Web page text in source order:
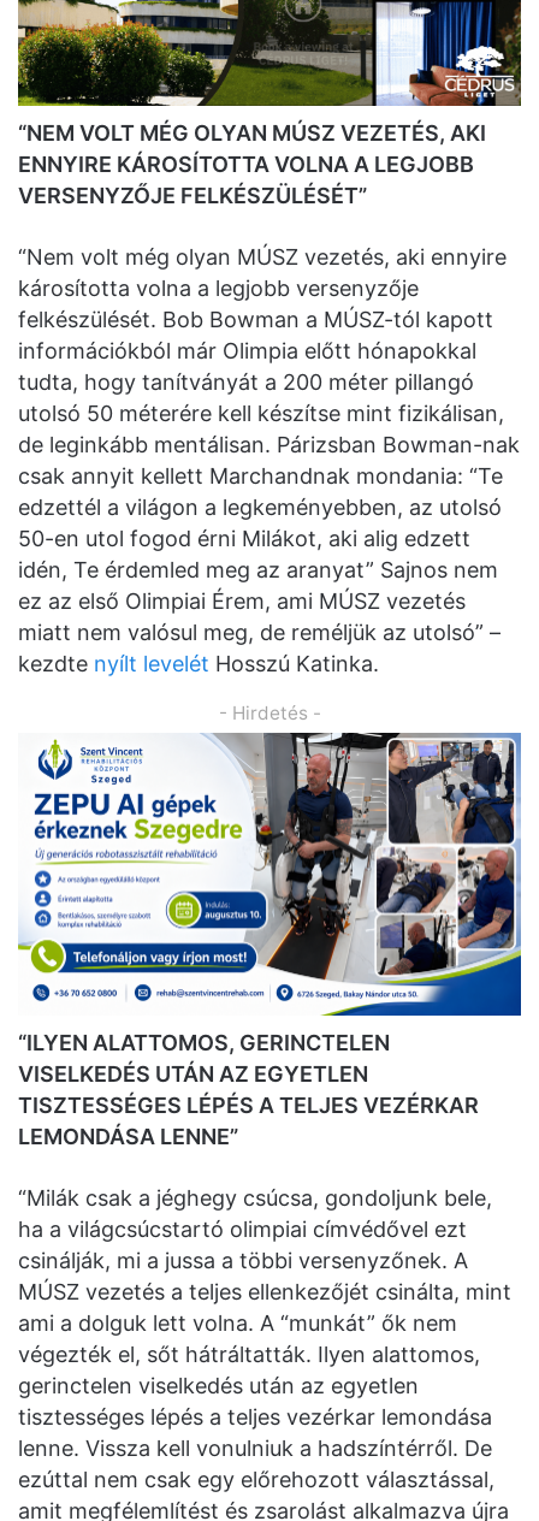
“NEM VOLT MÉG OLYAN MÚSZ VEZETÉS, AKI
ENNYIRE KÁROSÍTOTTA VOLNA A LEGJOBB
VERSENYZŐJE FELKÉSZÜLÉSÉT”
“Nem volt még olyan MÚSZ vezetés, aki ennyire
károsította volna a legjobb versenyzője
felkészülését. Bob Bowman a MÚSZ-tól kapott
információkból már Olimpia előtt hónapokkal
tudta, hogy tanítványát a 200 méter pillangó
utolsó 50 méterére kell készítse mint fizikálisan,
de leginkább mentálisan. Párizsban Bowman-nak
csak annyit kellett Marchandnak mondania: “Te
edzettél a világon a legkeményebben, az utolsó
50-en utol fogod érni Milákot, aki alig edzett
idén, Te érdemled meg az aranyat” Sajnos nem
ez az első Olimpiai Érem, ami MÚSZ vezetés
miatt nem valósul meg, de reméljük az utolsó” –
kezdte nyílt levelét Hosszú Katinka.
- Hirdetés -
“ILYEN ALATTOMOS, GERINCTELEN
VISELKEDÉS UTÁN AZ EGYETLEN
TISZTESSÉGES LÉPÉS A TELJES VEZÉRKAR
LEMONDÁSA LENNE”
“Milák csak a jéghegy csúcsa, gondoljunk bele,
ha a világcsúcstartó olimpiai címvédővel ezt
csinálják, mi a jussa a többi versenyzőnek. A
MÚSZ vezetés a teljes ellenkezőjét csinálta, mint
ami a dolguk lett volna. A “munkát” ők nem
végezték el, sőt hátráltatták. Ilyen alattomos,
gerinctelen viselkedés után az egyetlen
tisztességes lépés a teljes vezérkar lemondása
lenne. Vissza kell vonulniuk a hadszíntérről. De
ezúttal nem csak egy előrehozott választással,
amit megfélemlítést és zsarolást alkalmazva újra